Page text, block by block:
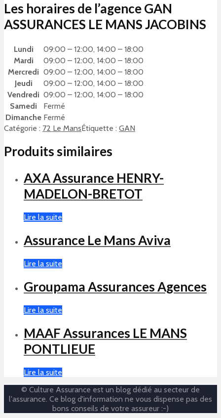
Les horaires de l’agence GAN
ASSURANCES LE MANS JACOBINS
Lundi
09:00 – 12:00, 14:00 – 18:00
Mardi
09:00 – 12:00, 14:00 – 18:00
Mercredi 09:00 – 12:00, 14:00 – 18:00
Jeudi
09:00 – 12:00, 14:00 – 18:00
Vendredi 09:00 – 12:00, 14:00 – 18:00
Samedi
Fermé
Dimanche Fermé
Catégorie : 72 Le MansÉtiquette : GAN
Produits similaires
AXA Assurance HENRY-
MADELON-BRETOT
Lire la suite
Assurance Le Mans Aviva
Lire la suite
Groupama Assurances Agences
Lire la suite
MAAF Assurances LE MANS
PONTLIEUE
Lire la suite
© Culture Assurance est un blog dédié au secteur de
l'assurance. Ce blog d'information ne vous dispense pas des
bons conseils de votre assureur :-)